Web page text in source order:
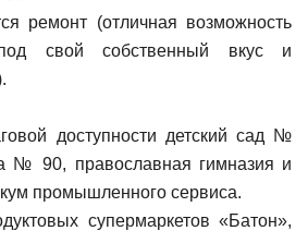
ремонт (отличная возможность
свой собственный вкус и
доступности детский сад №
№ 90, православная гимназия и
промышленного сервиса.
супермаркетов «Батон»,